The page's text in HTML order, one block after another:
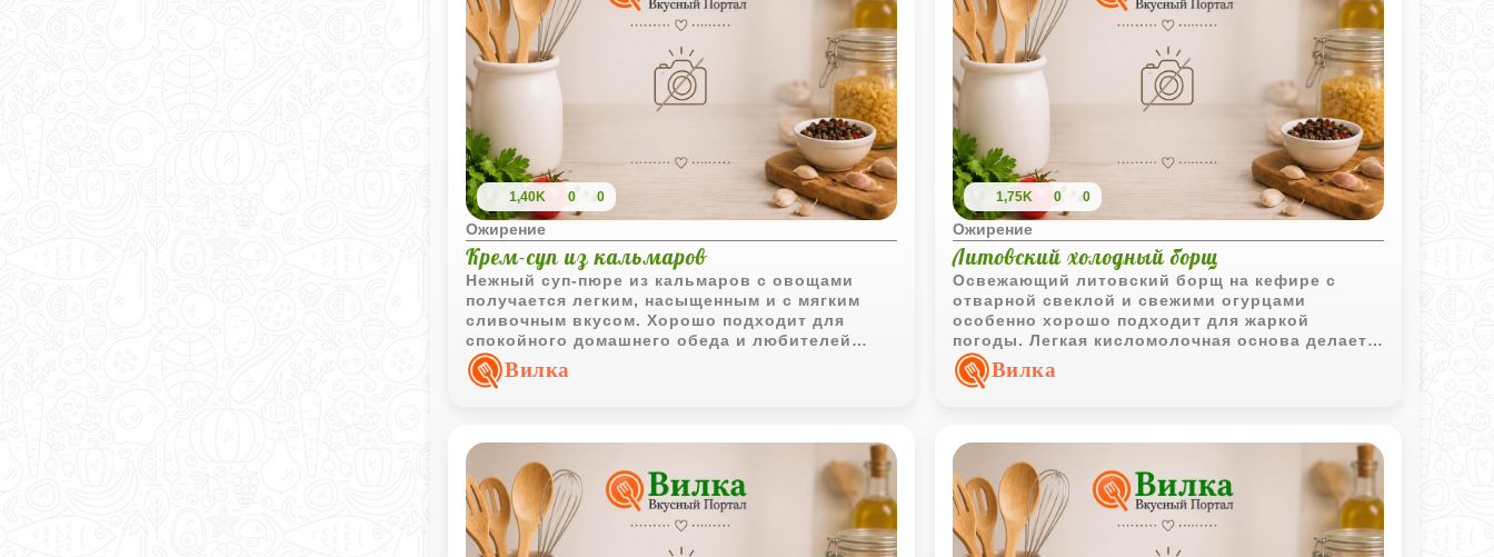
1,40K 0 0
Ожирение
Крем-суп из кальмаров
Нежный суп-пюре из кальмаров с овощами
получается легким, насыщенным и с мягким
сливочным вкусом. Хорошо подходит для
спокойного домашнего обеда и любителей
морепродуктов.
Вилка
1,75K 0 0
Ожирение
Литовский холодный борщ
Освежающий литовский борщ на кефире с
отварной свеклой и свежими огурцами
особенно хорошо подходит для жаркой
погоды. Легкая кисломолочная основа делает
суп прохладным, ярким и очень домашним.
Вилка